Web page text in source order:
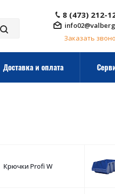
8 (473) 212-
Заказать
Доставка и оплата
Крючки Profi W